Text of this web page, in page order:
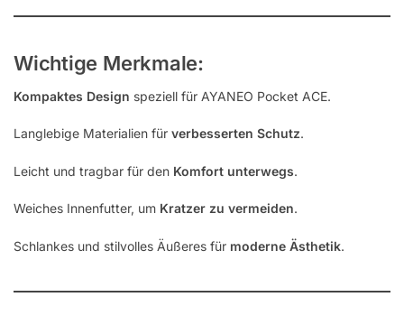
Wichtige Merkmale:
Kompaktes Design speziell für AYANEO Pocket ACE.
Langlebige Materialien für verbesserten Schutz.
Leicht und tragbar für den Komfort unterwegs.
Weiches Innenfutter, um Kratzer zu vermeiden.
Schlankes und stilvolles Äußeres für moderne Ästhetik.